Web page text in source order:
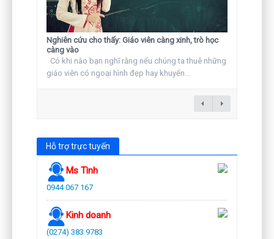
Nghiên cứu cho thấy: Giáo viên càng xinh, trò học
càng vào
Có khi nào bạn nghĩ rằng nếu chúng ta thuê những
giáo viên có ngoại hình đẹp hay khuyến...
Hỗ trợ trực tuyến
Ms Tình
0944 067 167
Kinh doanh
(0274) 383 9783